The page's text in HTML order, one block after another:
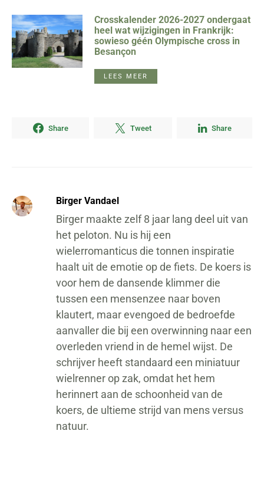
Crosskalender 2026-2027 ondergaat
heel wat wijzigingen in Frankrijk:
sowieso géén Olympische cross in
Besançon
LEES MEER
Share Tweet Share
Birger Vandael
Birger maakte zelf 8 jaar lang deel uit van
het peloton. Nu is hij een
wielerromanticus die tonnen inspiratie
haalt uit de emotie op de fiets. De koers is
voor hem de dansende klimmer die
tussen een mensenzee naar boven
klautert, maar evengoed de bedroefde
aanvaller die bij een overwinning naar een
overleden vriend in de hemel wijst. De
schrijver heeft standaard een miniatuur
wielrenner op zak, omdat het hem
herinnert aan de schoonheid van de
koers, de ultieme strijd van mens versus
natuur.